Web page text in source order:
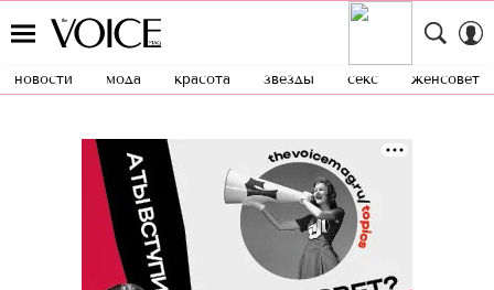
новости мода красота звезды секс женсовет